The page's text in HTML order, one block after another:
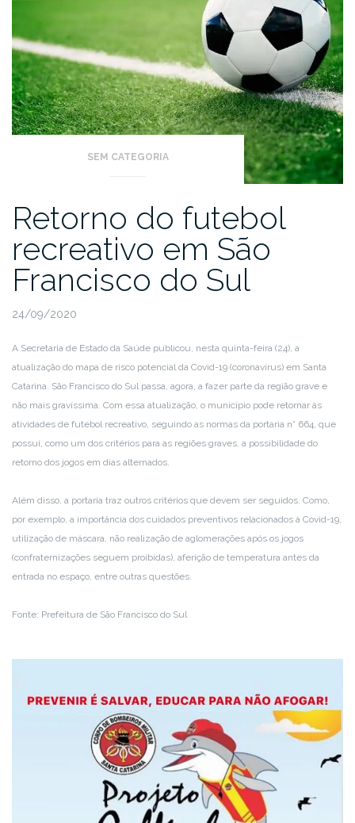
SEM CATEGORIA
Retorno do futebol
recreativo em São
Francisco do Sul
24/09/2020
A Secretaria de Estado da Saúde publicou, nesta quinta-feira (24), a
atualização do mapa de risco potencial da Covid-19 (coronavírus) em Santa
Catarina. São Francisco do Sul passa, agora, a fazer parte da região grave e
não mais gravíssima. Com essa atualização, o município pode retornar às
atividades de futebol recreativo, seguindo as normas da portaria n° 664, que
possui, como um dos critérios para as regiões graves, a possibilidade do
retorno dos jogos em dias alternados.
Além disso, a portaria traz outros critérios que devem ser seguidos. Como,
por exemplo, a importância dos cuidados preventivos relacionados à Covid-19,
utilização de máscara, não realização de aglomerações após os jogos
(confraternizações seguem proibidas), aferição de temperatura antes da
entrada no espaço, entre outras questões.
Fonte: Prefeitura de São Francisco do Sul